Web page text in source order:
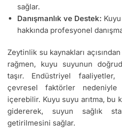
sağlar.
Danışmanlık ve Destek:
hakkında profesyonel
Zeytinlik su kaynakları
rağmen, kuyu suyunun
taşır. Endüstriyel
çevresel faktörler
içerebilir. Kuyu suyu arıtma,
gidererek, suyun sağlık
getirilmesini sağlar.